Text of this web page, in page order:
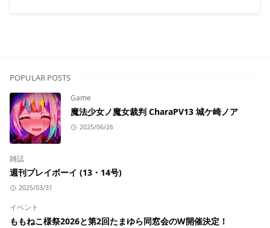
POPULAR POSTS
Game
魔法少女ノ魔女裁判 CharaPV13 城ケ崎ノア
2025/06/26
雑誌
週刊プレイボーイ (13・14号)
2025/03/31
イベント
ももねこ様祭2026と第2回たまゆら同窓会のW開催決定！